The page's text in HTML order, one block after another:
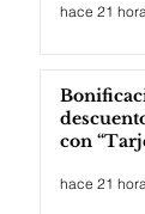
hace 21
con
hace 21